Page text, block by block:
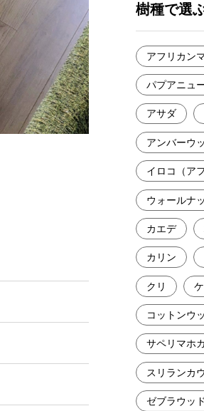
樹種で選
アフリカン
パプアニュ
アサダ
アンバーウ
イロコ（ア
ウォールナ
カエデ
カリン
クリ
コットンウ
サペリマホ
スリランカ
ゼブラウッド